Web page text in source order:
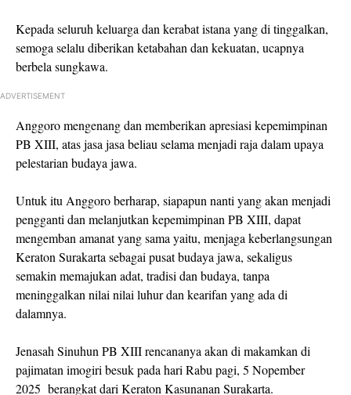
Kepada seluruh keluarga dan kerabat istana yang di tinggalkan,
semoga selalu diberikan ketabahan dan kekuatan, ucapnya
berbela sungkawa.
ADVERTISEMENT
Anggoro mengenang dan memberikan apresiasi kepemimpinan
PB XIII, atas jasa jasa beliau selama menjadi raja dalam upaya
pelestarian budaya jawa.
Untuk itu Anggoro berharap, siapapun nanti yang akan menjadi
pengganti dan melanjutkan kepemimpinan PB XIII, dapat
mengemban amanat yang sama yaitu, menjaga keberlangsungan
Keraton Surakarta sebagai pusat budaya jawa, sekaligus
semakin memajukan adat, tradisi dan budaya, tanpa
meninggalkan nilai nilai luhur dan kearifan yang ada di
dalamnya.
Jenasah Sinuhun PB XIII rencananya akan di makamkan di
pajimatan imogiri besuk pada hari Rabu pagi, 5 Nopember
2025 berangkat dari Keraton Kasunanan Surakarta.